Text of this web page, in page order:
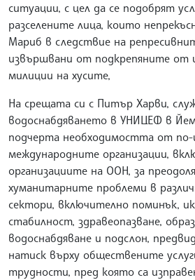
ситуации, с цел да се подобрят
разселените лица, които
Мариб в следствие на
извършвани от подкрепяните от
милиции на хусите,
На срещата си с Питър Харви,
водоснабдяването в УНИЦЕФ в
подчерта необходимостта от по-
международните организации,
организациите на ООН, за
хуманитарните проблеми в
сектори, включително поминък,
стабилност, здравеопазване,
водоснабдяване и подслон,
натиск върху обществените
трудности, пред която са